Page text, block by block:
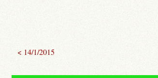
< 14/1/2015